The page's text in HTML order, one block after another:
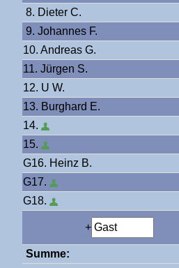
8. Dieter C.
9. Johannes F.
10. Andreas G.
11. Jürgen S.
12. U W.
13. Burghard E.
14.
15.
G16. Heinz B.
G17.
G18.
+
Summe: